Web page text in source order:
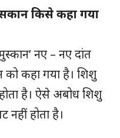
किसे कहा गया
नए – नए दांत
कहा गया है। शिशु
है। ऐसे अबोध शिशु
होता है।